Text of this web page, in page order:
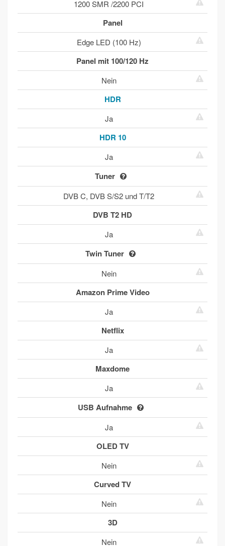
1200 SMR /2200 PCI
Panel
Edge LED (100 Hz)
Panel mit 100/120 Hz
Nein
HDR
Ja
HDR 10
Ja
Tuner
DVB C, DVB S/S2 und T/T2
DVB T2 HD
Ja
Twin Tuner
Nein
Amazon Prime Video
Ja
Netflix
Ja
Maxdome
Ja
USB Aufnahme
Ja
OLED TV
Nein
Curved TV
Nein
3D
Nein